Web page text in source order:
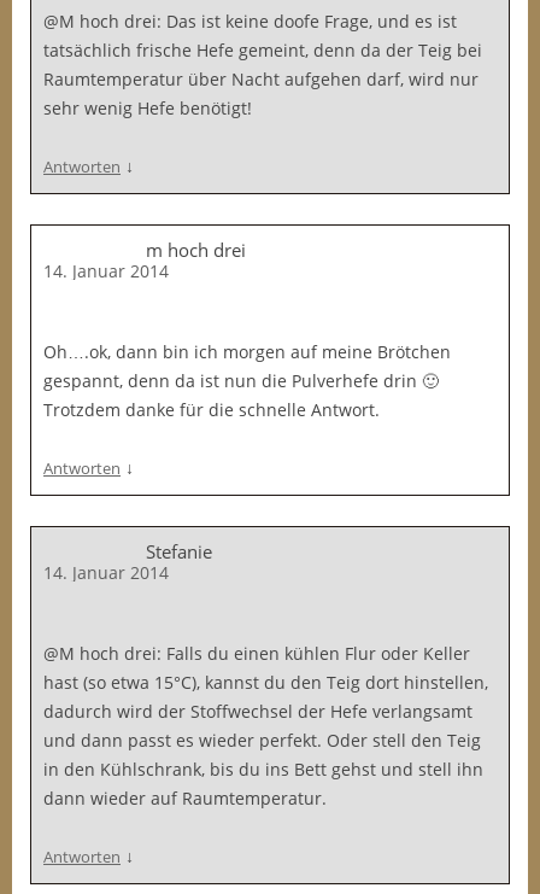
@M hoch drei: Das ist keine doofe Frage, und es ist
tatsächlich frische Hefe gemeint, denn da der Teig bei
Raumtemperatur über Nacht aufgehen darf, wird nur
sehr wenig Hefe benötigt!
Antworten ↓
m hoch drei
14. Januar 2014
Oh….ok, dann bin ich morgen auf meine Brötchen
gespannt, denn da ist nun die Pulverhefe drin 🙂
Trotzdem danke für die schnelle Antwort.
Antworten ↓
Stefanie
14. Januar 2014
@M hoch drei: Falls du einen kühlen Flur oder Keller
hast (so etwa 15°C), kannst du den Teig dort hinstellen,
dadurch wird der Stoffwechsel der Hefe verlangsamt
und dann passt es wieder perfekt. Oder stell den Teig
in den Kühlschrank, bis du ins Bett gehst und stell ihn
dann wieder auf Raumtemperatur.
Antworten ↓